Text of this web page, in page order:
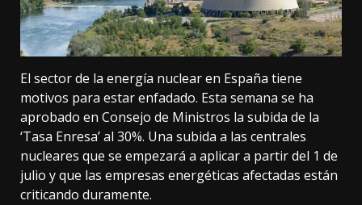
El sector de la energía nuclear en España tiene
motivos para estar enfadado. Esta semana se ha
aprobado en Consejo de Ministros la subida de la
‘Tasa Enresa’ al 30%. Una subida a las centrales
nucleares que se empezará a aplicar a partir del 1 de
julio y que las empresas energéticas afectadas están
criticando duramente.